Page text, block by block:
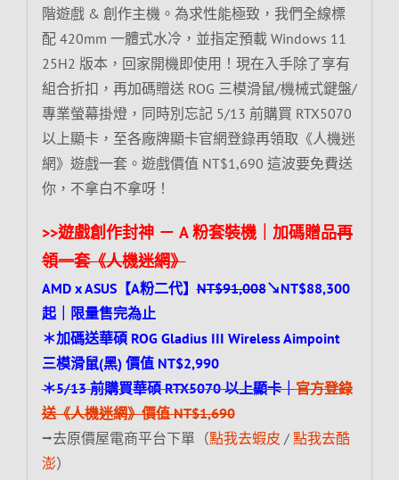
階遊戲 & 創作主機。為求性能極致，我們全線標
配 420mm 一體式水冷，並指定預載 Windows 11
25H2 版本，回家開機即使用！現在入手除了享有
組合折扣，再加碼贈送 ROG 三模滑鼠/機械式鍵盤/
專業螢幕掛燈，同時別忘記 5/13 前購買 RTX5070
以上顯卡，至各廠牌顯卡官網登錄再領取《人機迷
網》遊戲一套。遊戲價值 NT$1,690 這波要免費送
你，不拿白不拿呀！
>>遊戲創作封神 － A 粉套裝機｜加碼贈品再
領一套《人機迷網》
AMD x ASUS【A粉二代】NT$91,008↘NT$88,300
起｜限量售完為止
＊加碼送華碩 ROG Gladius III Wireless Aimpoint
三模滑鼠(黑) 價值 NT$2,990
＊5/13 前購買華碩 RTX5070 以上顯卡｜官方登錄
送《人機迷網》價值 NT$1,690
⭢去原價屋電商平台下單（點我去蝦皮 / 點我去酷
澎）